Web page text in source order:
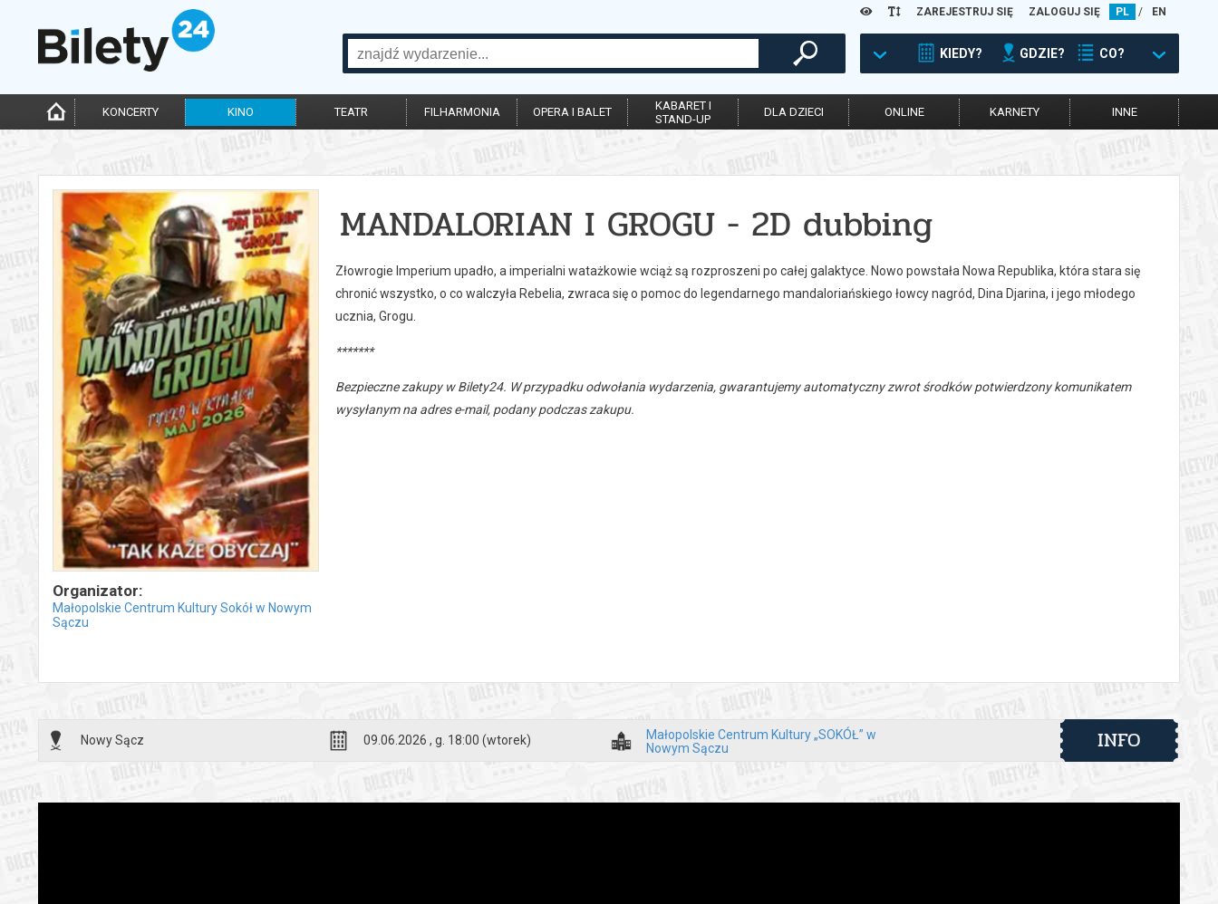
ZAREJESTRUJ SIĘ ZALOGUJ SIĘ PL / EN
KIEDY? GDZIE? CO?
KONCERTY KINO TEATR FILHARMONIA OPERA I BALET
KABARET I
STAND-UP
DLA DZIECI ONLINE KARNETY INNE
Organizator:
Małopolskie Centrum Kultury Sokół w Nowym
Sączu
MANDALORIAN I GROGU - 2D dubbing
Złowrogie Imperium upadło, a imperialni watażkowie wciąż są rozproszeni po całej galaktyce. Nowo powstała Nowa Republika, która stara się
chronić wszystko, o co walczyła Rebelia, zwraca się o pomoc do legendarnego mandaloriańskiego łowcy nagród, Dina Djarina, i jego młodego
ucznia, Grogu.
*******
Bezpieczne zakupy w Bilety24. W przypadku odwołania wydarzenia, gwarantujemy automatyczny zwrot środków potwierdzony komunikatem
wysyłanym na adres e-mail, podany podczas zakupu.
Nowy Sącz 09.06.2026 , g. 18:00 (wtorek)
Małopolskie Centrum Kultury „SOKÓŁ” w
Nowym Sączu
INFO